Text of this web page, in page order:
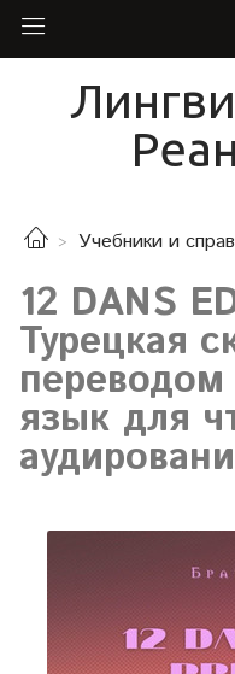
Учебники и
12 DANS
Турецкая
переводом
язык для